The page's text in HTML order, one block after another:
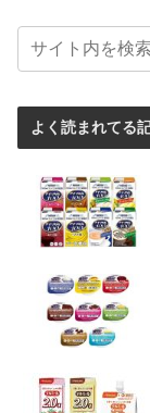
よく読まれてる